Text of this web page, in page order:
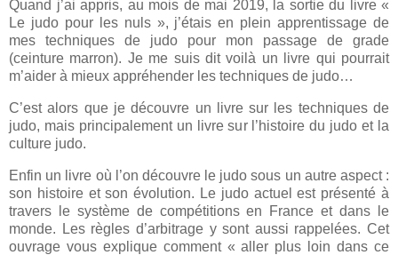
Quand j’ai appris, au mois de mai 2019, la sortie du livre «
Le judo pour les nuls », j’étais en plein apprentissage de
mes techniques de judo pour mon passage de grade
(ceinture marron). Je me suis dit voilà un livre qui pourrait
m’aider à mieux appréhender les techniques de judo…
C’est alors que je découvre un livre sur les techniques de
judo, mais principalement un livre sur l’histoire du judo et la
culture judo.
Enfin un livre où l’on découvre le judo sous un autre aspect :
son histoire et son évolution. Le judo actuel est présenté à
travers le système de compétitions en France et dans le
monde. Les règles d’arbitrage y sont aussi rappelées. Cet
ouvrage vous explique comment « aller plus loin dans ce